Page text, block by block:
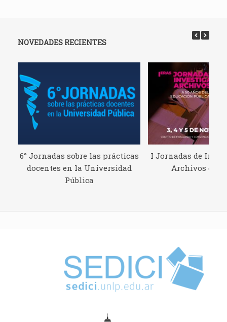
NOVEDADES RECIENTES
6° Jornadas sobre las prácticas
docentes en la Universidad
Pública
I Jornadas de
Archivos del